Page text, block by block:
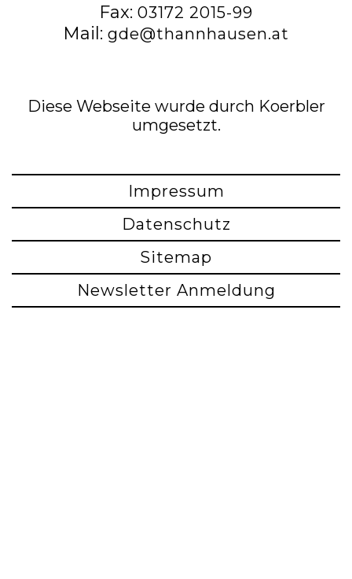
Fax: 03172 2015-99
Mail: gde@thannhausen.at
Diese Webseite wurde durch Koerbler
umgesetzt.
Impressum
Datenschutz
Sitemap
Newsletter Anmeldung